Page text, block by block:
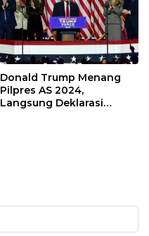
Donald Trump Menang
Pilpres AS 2024,
Langsung Deklarasi